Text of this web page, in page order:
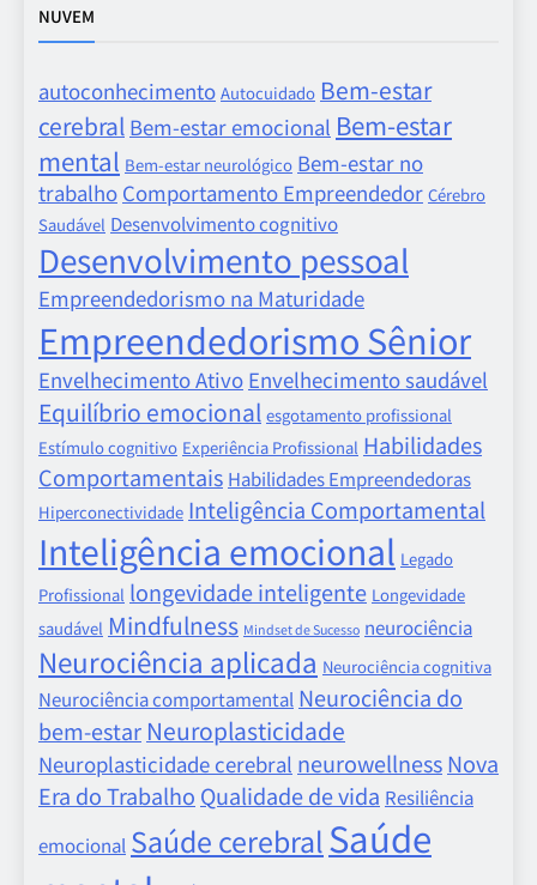
NUVEM
autoconhecimento Autocuidado Bem-estar
cerebral Bem-estar emocional Bem-estar
mental Bem-estar neurológico Bem-estar no
trabalho Comportamento Empreendedor Cérebro
Saudável Desenvolvimento cognitivo
Desenvolvimento pessoal
Empreendedorismo na Maturidade
Empreendedorismo Sênior
Envelhecimento Ativo Envelhecimento saudável
Equilíbrio emocional esgotamento profissional
Estímulo cognitivo Experiência Profissional Habilidades
Comportamentais Habilidades Empreendedoras
Hiperconectividade Inteligência Comportamental
Inteligência emocional Legado
Profissional longevidade inteligente Longevidade
saudável Mindfulness Mindset de Sucesso neurociência
Neurociência aplicada Neurociência cognitiva
Neurociência comportamental Neurociência do
bem-estar Neuroplasticidade
Neuroplasticidade cerebral neurowellnessNova
Era do Trabalho Qualidade de vida Resiliência
emocional Saúde cerebralSaúde